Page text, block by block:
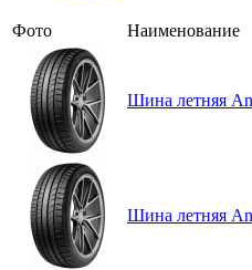
Фото Наименование
Шина летняя
Шина летняя